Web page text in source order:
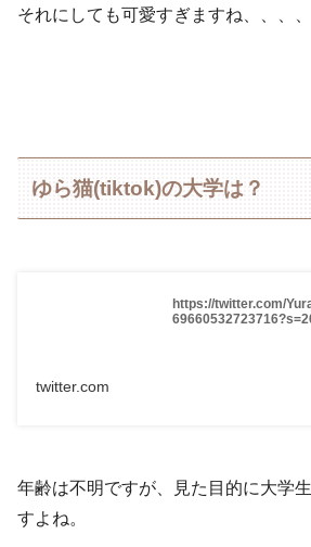
それにしても可愛すぎますね、、、、
ゆら猫(tiktok)の大学は？
https://twitter.com/
twitter.com
年齢は不明ですが、見た目的に大学
すよね。